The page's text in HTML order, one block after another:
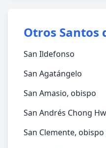
Otros Santos
San Ildefonso
San Agatángelo
San Amasio, obispo
San Andrés Chong
San Clemente,